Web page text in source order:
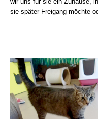
sie später Freigang möchte